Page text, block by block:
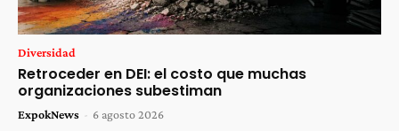
Diversidad
Retroceder en DEI: el costo que muchas
organizaciones subestiman
ExpokNews - 6 agosto 2026